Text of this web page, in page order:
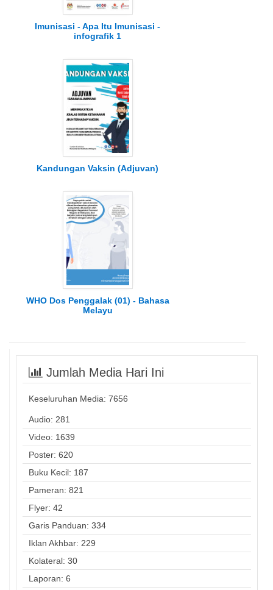
Imunisasi - Apa Itu Imunisasi -
infografik 1
Kandungan Vaksin (Adjuvan)
WHO Dos Penggalak (01) - Bahasa
Melayu
Jumlah Media Hari Ini
Keseluruhan Media: 7656
Audio: 281
Video: 1639
Poster: 620
Buku Kecil: 187
Pameran: 821
Flyer: 42
Garis Panduan: 334
Iklan Akhbar: 229
Kolateral: 30
Laporan: 6